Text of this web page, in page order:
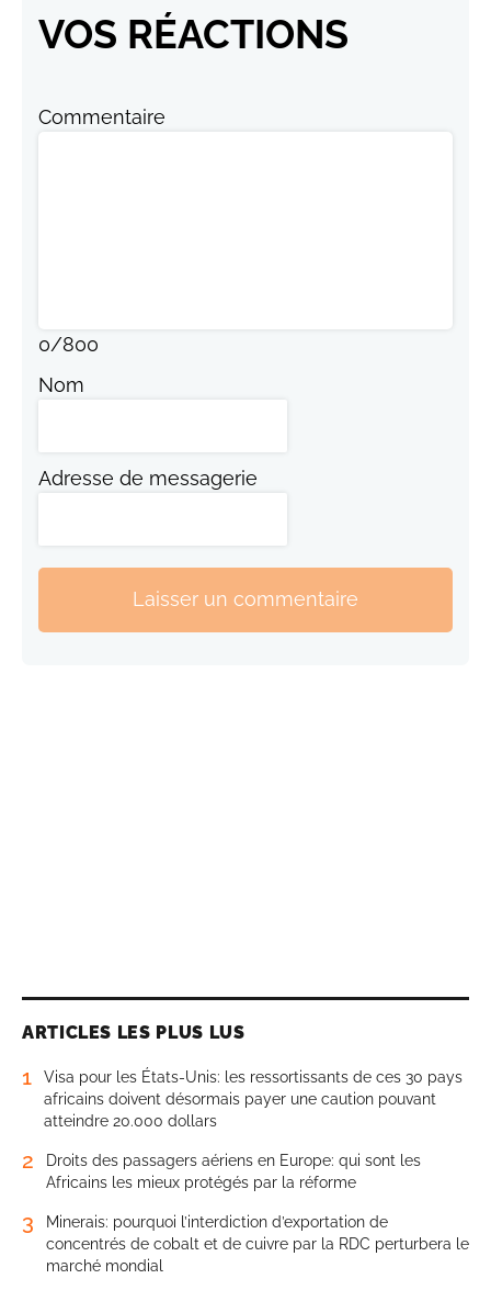
VOS RÉACTIONS
Commentaire
0/800
Nom
Adresse de messagerie
Laisser un commentaire
ARTICLES LES PLUS LUS
1
Visa pour les États-Unis: les ressortissants de ces 30 pays
africains doivent désormais payer une caution pouvant
atteindre 20.000 dollars
2
Droits des passagers aériens en Europe: qui sont les
Africains les mieux protégés par la réforme
3
Minerais: pourquoi l’interdiction d’exportation de
concentrés de cobalt et de cuivre par la RDC perturbera le
marché mondial